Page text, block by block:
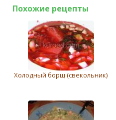
Похожие рецепты
Холодный борщ (свeкольник)